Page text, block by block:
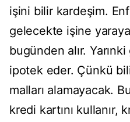
işini bilir kardeşim.
gelecekte işine
bugünden alır.
ipotek eder. Çünkü
malları alamayacak.
kredi kartını kullanır,